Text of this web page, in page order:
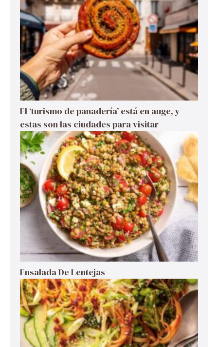
El ‘turismo de panadería’ está en auge, y
estas son las ciudades para visitar
Ensalada De Lentejas